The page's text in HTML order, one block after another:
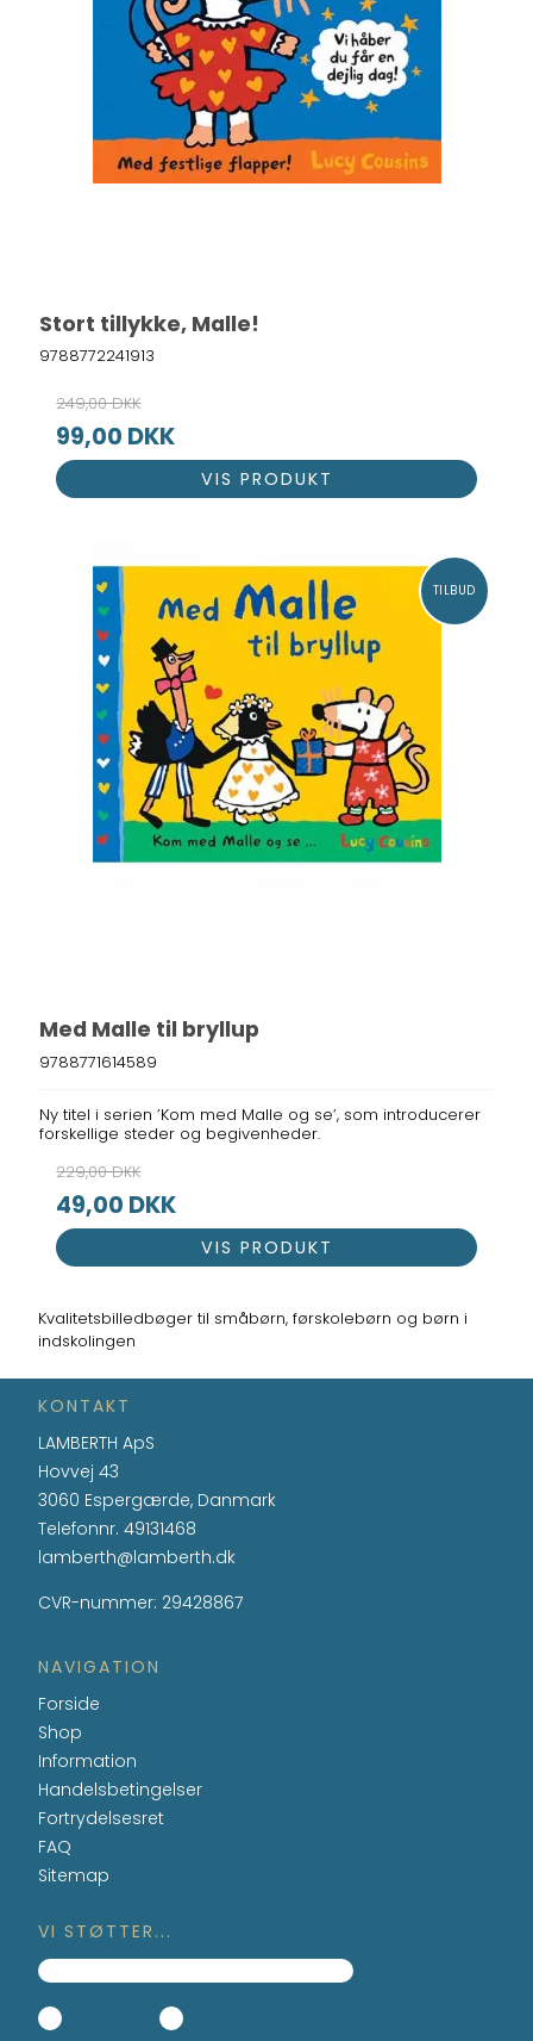
Stort tillykke, Malle!
9788772241913
249,00 DKK
99,00 DKK
VIS PRODUKT
TILBUD
Med Malle til bryllup
9788771614589
Ny titel i serien ’Kom med Malle og se’, som introducerer
forskellige steder og begivenheder.
229,00 DKK
49,00 DKK
VIS PRODUKT
Kvalitetsbilledbøger til småbørn, førskolebørn og børn i
indskolingen
KONTAKT
LAMBERTH ApS
Hovvej 43
3060 Espergærde, Danmark
Telefonnr.49131468
lamberth@lamberth.dk
CVR-nummer: 29428867
NAVIGATION
Forside
Shop
Information
Handelsbetingelser
Fortrydelsesret
FAQ
Sitemap
VI STØTTER...